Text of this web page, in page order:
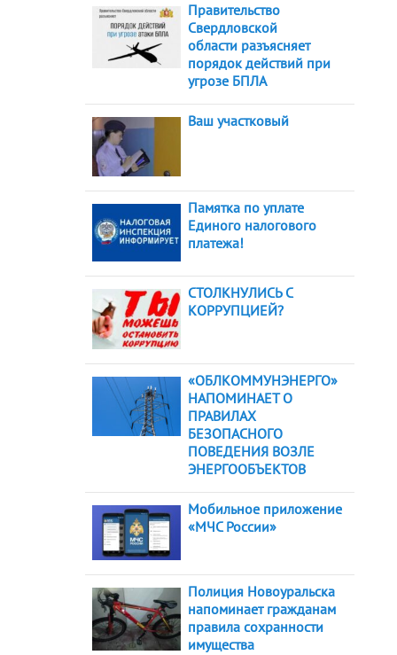
Правительство
Свердловской
области разъясняет
порядок действий при
угрозе БПЛА
Ваш участковый
Памятка по уплате
Единого налогового
платежа!
СТОЛКНУЛИСЬ С
КОРРУПЦИЕЙ?
«ОБЛКОММУНЭНЕРГО»
НАПОМИНАЕТ О
ПРАВИЛАХ
БЕЗОПАСНОГО
ПОВЕДЕНИЯ ВОЗЛЕ
ЭНЕРГООБЪЕКТОВ
Мобильное приложение
«МЧС России»
Полиция Новоуральска
напоминает гражданам
правила сохранности
имущества